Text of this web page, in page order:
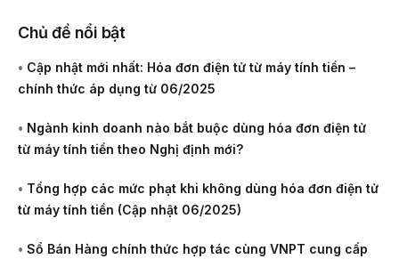
Chủ đề nổi bật
• Cập nhật mới nhất: Hóa đơn điện tử từ máy tính tiền –
chính thức áp dụng từ 06/2025
• Ngành kinh doanh nào bắt buộc dùng hóa đơn điện tử
từ máy tính tiền theo Nghị định mới?
• Tổng hợp các mức phạt khi không dùng hóa đơn điện tử
từ máy tính tiền (Cập nhật 06/2025)
• Sổ Bán Hàng chính thức hợp tác cùng VNPT cung cấp